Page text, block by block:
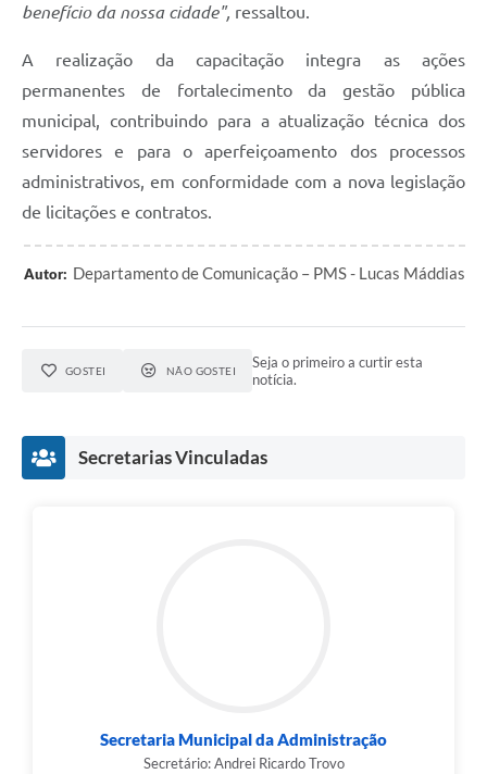
benefício da nossa cidade", ressaltou.
A realização da capacitação integra as ações
permanentes de fortalecimento da gestão pública
municipal, contribuindo para a atualização técnica dos
servidores e para o aperfeiçoamento dos processos
administrativos, em conformidade com a nova legislação
de licitações e contratos.
Autor: Departamento de Comunicação – PMS - Lucas Máddias
GOSTEI NÃO GOSTEI
Seja o primeiro a curtir esta
notícia.
Secretarias Vinculadas
Secretaria Municipal da Administração
Secretário: Andrei Ricardo Trovo